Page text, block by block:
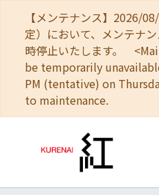
【メンテナンス】2026/
定）において、メンテナ
時停止いたします。
be temporarily
PM (tentative) on
to maintenance.